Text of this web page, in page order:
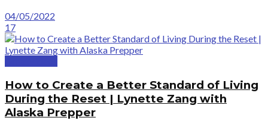
04/05/2022
17
How to Create a Better Standard of Living
During the Reset | Lynette Zang with
Alaska Prepper